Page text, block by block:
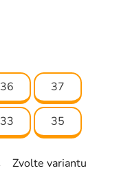
36 37
33 35
Zvolte variantu